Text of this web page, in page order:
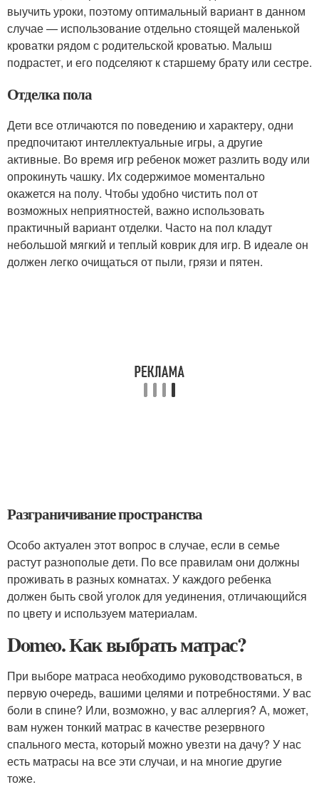
выучить уроки, поэтому оптимальный вариант в данном
случае — использование отдельно стоящей маленькой
кроватки рядом с родительской кроватью. Малыш
подрастет, и его подселяют к старшему брату или сестре.
Отделка пола
Дети все отличаются по поведению и характеру, одни
предпочитают интеллектуальные игры, а другие
активные. Во время игр ребенок может разлить воду или
опрокинуть чашку. Их содержимое моментально
окажется на полу. Чтобы удобно чистить пол от
возможных неприятностей, важно использовать
практичный вариант отделки. Часто на пол кладут
небольшой мягкий и теплый коврик для игр. В идеале он
должен легко очищаться от пыли, грязи и пятен.
Разграничивание пространства
Особо актуален этот вопрос в случае, если в семье
растут разнополые дети. По все правилам они должны
проживать в разных комнатах. У каждого ребенка
должен быть свой уголок для уединения, отличающийся
по цвету и используем материалам.
Domeo. Как выбрать матрас?
При выборе матраса необходимо руководствоваться, в
первую очередь, вашими целями и потребностями. У вас
боли в спине? Или, возможно, у вас аллергия? А, может,
вам нужен тонкий матрас в качестве резервного
спального места, который можно увезти на дачу? У нас
есть матрасы на все эти случаи, и на многие другие
тоже.